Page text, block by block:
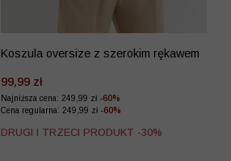
Koszula oversize z szerokim rękawem
99,99 zł
Najniższa cena: 249,99 zł -60%
Cena regularna: 249,99 zł -60%
DRUGI I TRZECI PRODUKT -30%